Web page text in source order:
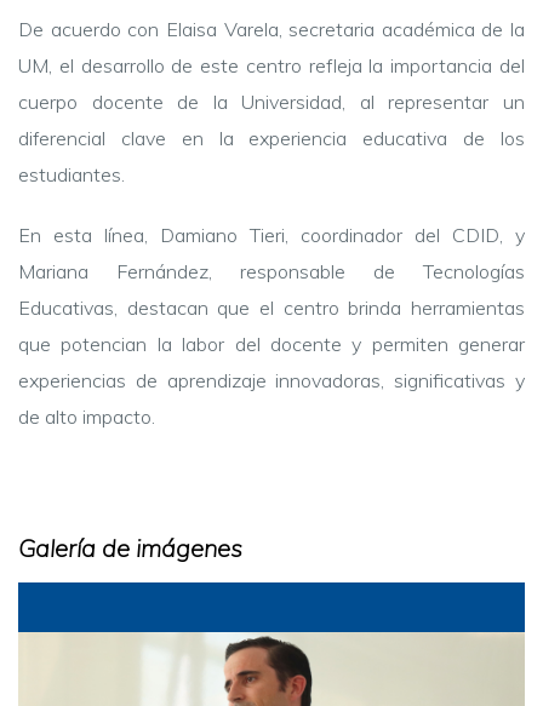
De acuerdo con Elaisa Varela, secretaria académica de la
UM, el desarrollo de este centro refleja la importancia del
cuerpo docente de la Universidad, al representar un
diferencial clave en la experiencia educativa de los
estudiantes.
En esta línea, Damiano Tieri, coordinador del CDID, y
Mariana Fernández, responsable de Tecnologías
Educativas, destacan que el centro brinda herramientas
que potencian la labor del docente y permiten generar
experiencias de aprendizaje innovadoras, significativas y
de alto impacto.
Galería de imágenes